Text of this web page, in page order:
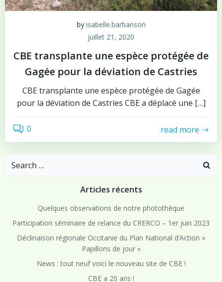
by isabelle.barbanson
juillet 21, 2020
CBE transplante une espèce protégée de
Gagée pour la déviation de Castries
CBE transplante une espèce protégée de Gagée
pour la déviation de Castries CBE a déplacé une […]
0 read more
Search
Articles récents
Quelques observations de notre photothèque
Participation séminaire de relance du CRERCO – 1er juin 2023
Déclinaison régionale Occitanie du Plan National d’Action «
Papillons de jour »
News : tout neuf voici le nouveau site de CBE !
CBE a 20 ans !